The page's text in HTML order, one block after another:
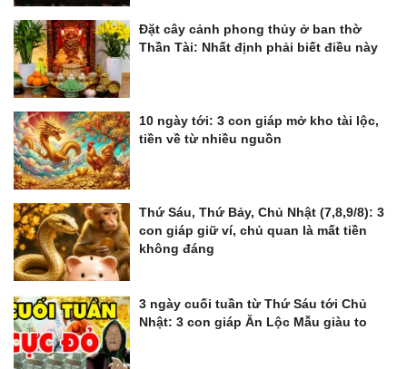
Đặt cây cảnh phong thủy ở ban thờ
Thần Tài: Nhất định phải biết điều này
10 ngày tới: 3 con giáp mở kho tài lộc,
tiền về từ nhiều nguồn
Thứ Sáu, Thứ Bảy, Chủ Nhật (7,8,9/8): 3
con giáp giữ ví, chủ quan là mất tiền
không đáng
3 ngày cuối tuần từ Thứ Sáu tới Chủ
Nhật: 3 con giáp Ăn Lộc Mẫu giàu to